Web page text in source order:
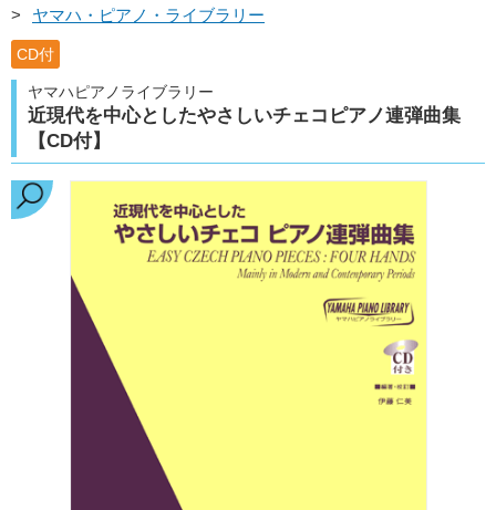
>
ヤマハ・ピアノ・ライブラリー
CD付
ヤマハピアノライブラリー
近現代を中心としたやさしいチェコピアノ連弾曲集
【CD付】